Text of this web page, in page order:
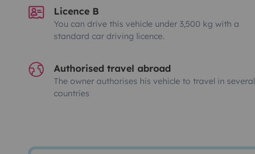
Licence B
You can drive this vehicle under 3,500 kg with a
standard car driving licence.
Authorised travel abroad
The owner authorises his vehicle to travel in several
countries